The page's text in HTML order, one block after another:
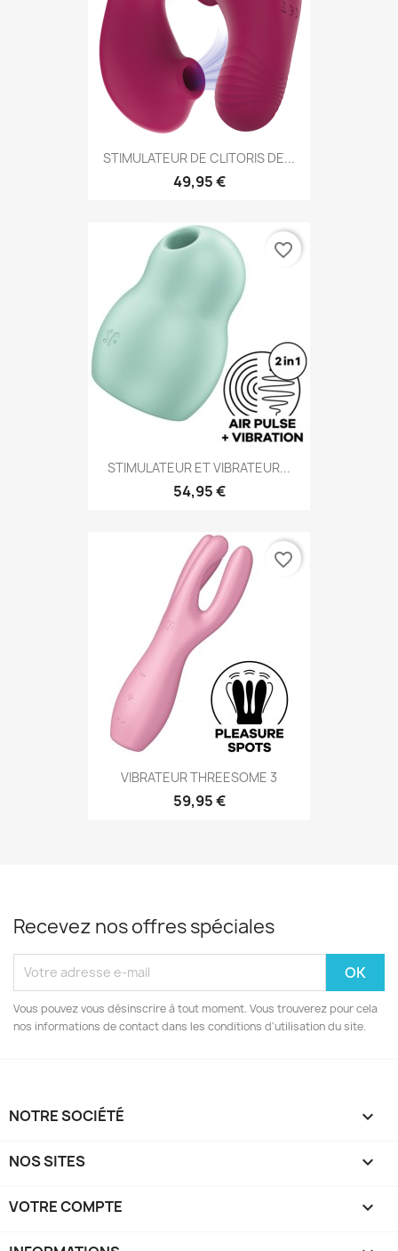
STIMULATEUR DE CLITORIS DE...
49,95 €
STIMULATEUR ET VIBRATEUR...
54,95 €
favorite_border
VIBRATEUR THREESOME 3
59,95 €
favorite_border
Recevez nos offres spéciales
Vous pouvez vous désinscrire à tout moment. Vous trouverez pour cela
nos informations de contact dans les conditions d'utilisation du site.
NOTRE SOCIÉTÉ 
NOS SITES 
VOTRE COMPTE 